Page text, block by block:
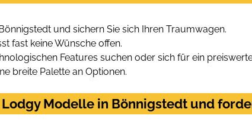
und sichern Sie sich Ihren Traumwagen.
fast keine Wünsche offen.
Features suchen oder sich für ein
breite Palette an Optionen.
Modelle in Bönnigstedt und